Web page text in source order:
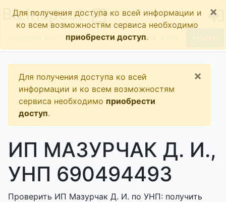
BizInspect
Для получения доступа ко всей информации и
ко всем возможностям сервиса необходимо
приобрести доступ.
×
Для получения доступа ко всей
информации и ко всем возможностям
сервиса необходимо приобрести
доступ.
×
ИП МАЗУРЧАК Д. И.,
УНП 690494493
Проверить ИП Мазурчак Д. И. по УНП: получить